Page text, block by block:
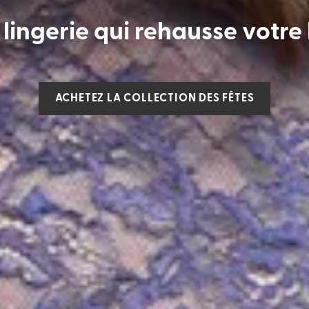
lingerie qui rehausse votre
ACHETEZ LA COLLECTION DES FÊTES